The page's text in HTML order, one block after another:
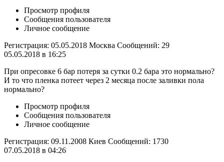
Просмотр профиля
Сообщения пользователя
Личное сообщение
Регистрация: 05.05.2018 Москва Сообщений: 29
05.05.2018 в 16:25
При опресовке 6 бар потеря за сутки 0.2 бара это нормально?
И то что пленка потеет через 2 месяца после заливки пола
нормально?
Просмотр профиля
Сообщения пользователя
Личное сообщение
Регистрация: 09.11.2008 Киев Сообщений: 1730
07.05.2018 в 04:26